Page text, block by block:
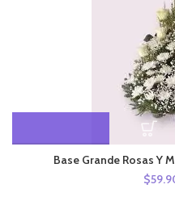
Base Grande Rosas Y
$